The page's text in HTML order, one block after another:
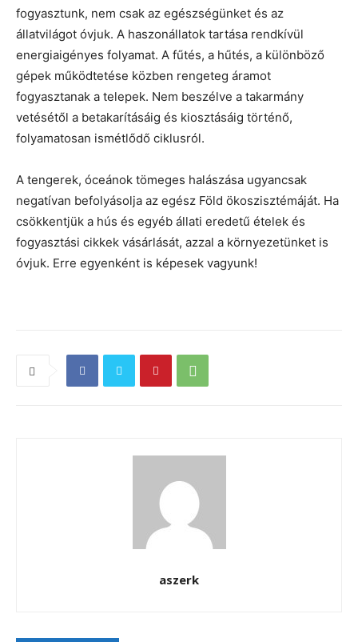
fogyasztunk, nem csak az egészségünket és az
állatvilágot óvjuk. A haszonállatok tartása rendkívül
energiaigényes folyamat. A fűtés, a hűtés, a különböző
gépek működtetése közben rengeteg áramot
fogyasztanak a telepek. Nem beszélve a takarmány
vetésétől a betakarításáig és kiosztásáig történő,
folyamatosan ismétlődő ciklusról.
A tengerek, óceánok tömeges halászása ugyancsak
negatívan befolyásolja az egész Föld ökoszisztémáját. Ha
csökkentjük a hús és egyéb állati eredetű ételek és
fogyasztási cikkek vásárlását, azzal a környezetünket is
óvjuk. Erre egyenként is képesek vagyunk!
aszerk